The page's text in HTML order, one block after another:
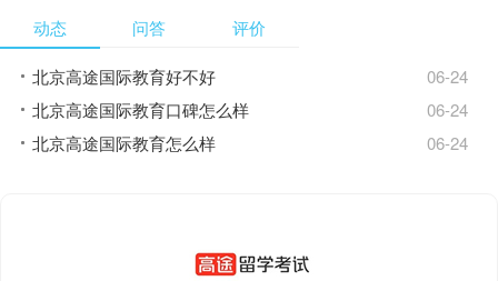
帮助他们在达成学科及竞赛分数要求。更
重要的是培养学员批判性思维&逻辑思维
的能力，曾带出多名竞赛高分学生，AP
满分学员。多人次在AMC，UKMT，物理
碗，BPHO等国际数学/物理竞赛中取得佳
力求每一位学生都能得到提高。多年教学
发掘学生学习问题，从而更高效、更针对
性教学。
动态 问答 评价
北京高途国际教育好不好
06-24
北京高途国际教育口碑怎么样
06-24
北京高途国际教育怎么样
06-24